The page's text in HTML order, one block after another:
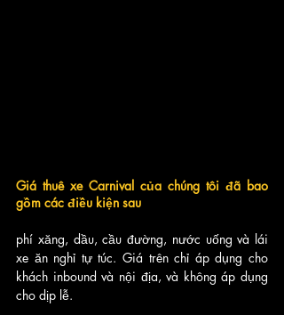
Giá thuê xe Carnival của chúng tôi đã bao
gồm các điều kiện sau
phí xăng, dầu, cầu đường, nước uống và lái
xe ăn nghỉ tự túc. Giá trên chỉ áp dụng cho
khách inbound và nội địa, và không áp dụng
cho dịp lễ.